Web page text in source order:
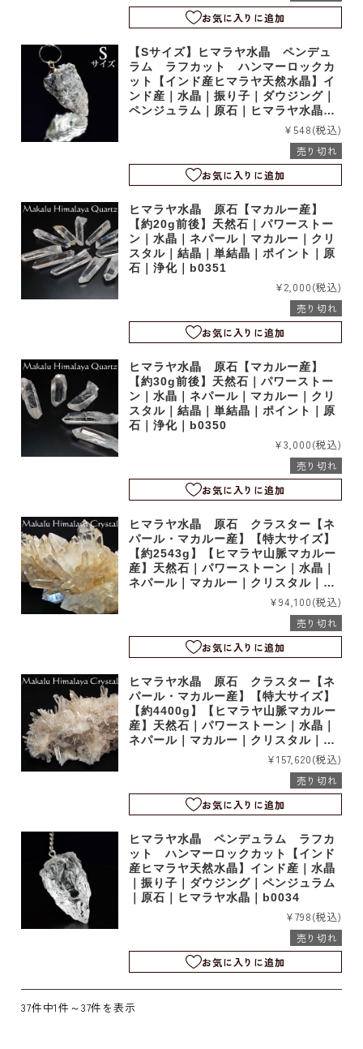
お気に入りに追加
【Sサイズ】ヒマラヤ水晶 ペンデュ
ラム ラフカット ハンマーロックカ
ット【インド産ヒマラヤ天然水晶】イ
ンド産｜水晶｜振り子｜ダウジング｜
ペンジュラム｜原石｜ヒマラヤ水晶｜
¥548(税込)
売り切れ
お気に入りに追加
ヒマラヤ水晶 原石【マカルー産】
【約20g前後】天然石｜パワーストー
ン｜水晶｜ネパール｜マカルー｜クリ
スタル｜結晶｜単結晶｜ポイント｜原
石｜浄化｜b0351
¥2,000(税込)
売り切れ
お気に入りに追加
ヒマラヤ水晶 原石【マカルー産】
【約30g前後】天然石｜パワーストー
ン｜水晶｜ネパール｜マカルー｜クリ
スタル｜結晶｜単結晶｜ポイント｜原
石｜浄化｜b0350
¥3,000(税込)
売り切れ
お気に入りに追加
ヒマラヤ水晶 原石 クラスター【ネ
パール・マカルー産】【特大サイズ】
【約2543g】【ヒマラヤ山脈マカルー
産】天然石｜パワーストーン｜水晶｜
ネパール｜マカルー｜クリスタル｜結
晶｜原石｜浄化｜置物｜インテリア｜
¥94,100(税込)
売り切れ
お気に入りに追加
ヒマラヤ水晶 原石 クラスター【ネ
パール・マカルー産】【特大サイズ】
【約4400g】【ヒマラヤ山脈マカルー
産】天然石｜パワーストーン｜水晶｜
ネパール｜マカルー｜クリスタル｜結
晶｜原石｜浄化｜置物｜インテリア｜
¥157,620(税込)
売り切れ
お気に入りに追加
ヒマラヤ水晶 ペンデュラム ラフカ
ット ハンマーロックカット【インド
産ヒマラヤ天然水晶】インド産｜水晶
｜振り子｜ダウジング｜ペンジュラム
｜原石｜ヒマラヤ水晶｜b0034
¥798(税込)
売り切れ
お気に入りに追加
37件中1件～37件を表示